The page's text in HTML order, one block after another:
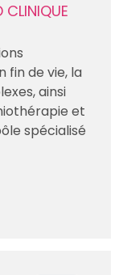
fin de vie, la
ainsi
et
spécialisé